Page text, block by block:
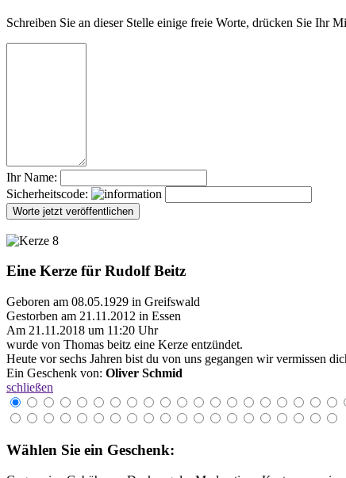
Schreiben Sie an dieser Stelle einige freie Worte, drücken Sie Ihr
Ihr Name:
Sicherheitscode:
Eine Kerze für Rudolf Beitz
Geboren am 08.05.1929 in Greifswald
Gestorben am 21.11.2012 in Essen
Am 21.11.2018 um 11:20 Uhr
wurde von Thomas beitz eine Kerze entzündet.
Heute vor sechs Jahren bist du von uns gegangen wir vermissen
Ein Geschenk von: Oliver Schmid
schließen
Wählen Sie ein Geschenk: